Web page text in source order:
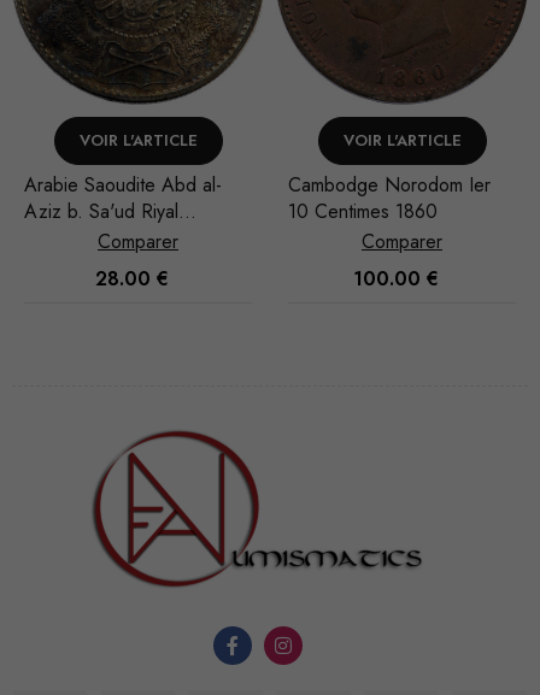
VOIR L'ARTICLE
Arabie Saoudite Abd al-
Aziz b. Sa'ud Riyal
1935/AH 1354
Comparer
28.00 €
VOIR L'ARTICLE
Cambodge Norodom Ier
10 Centimes 1860
Comparer
100.00 €
sont